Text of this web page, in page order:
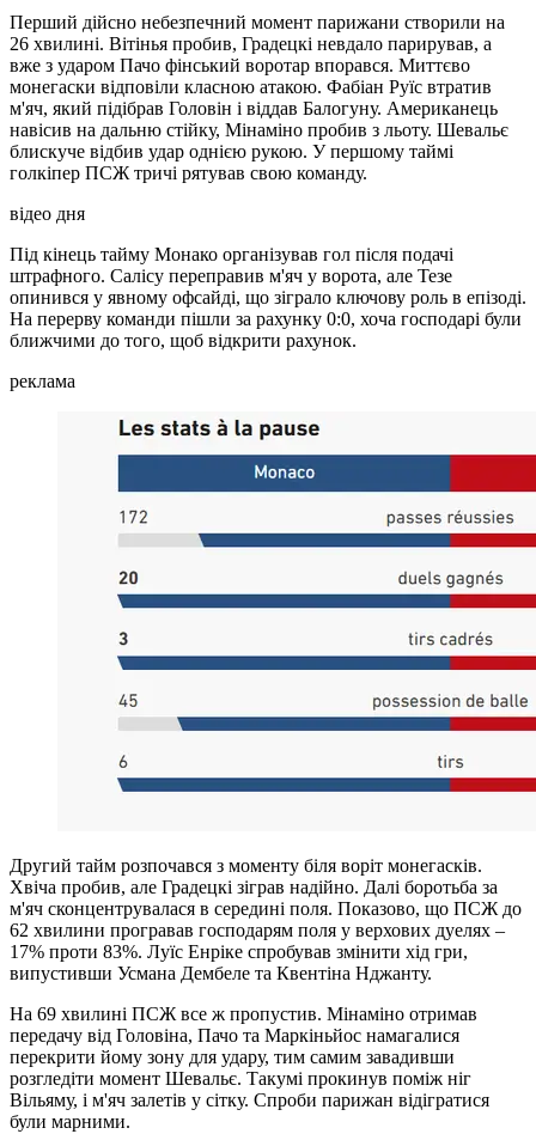
Перший дійсно небезпечний момент парижани створили на
26 хвилині. Вітінья пробив, Градецкі невдало парирував, а
вже з ударом Пачо фінський воротар впорався. Миттєво
монегаски відповіли класною атакою. Фабіан Руїс втратив
м'яч, який підібрав Головін і віддав Балогуну. Американець
навісив на дальню стійку, Мінаміно пробив з льоту. Шевальє
блискуче відбив удар однією рукою. У першому таймі
голкіпер ПСЖ тричі рятував свою команду.
відео дня
Під кінець тайму Монако організував гол після подачі
штрафного. Салісу переправив м'яч у ворота, але Тезе
опинився у явному офсайді, що зіграло ключову роль в епізоді.
На перерву команди пішли за рахунку 0:0, хоча господарі були
ближчими до того, щоб відкрити рахунок.
реклама
Другий тайм розпочався з моменту біля воріт монегасків.
Хвіча пробив, але Градецкі зіграв надійно. Далі боротьба за
м'яч сконцентрувалася в середині поля. Показово, що ПСЖ до
62 хвилини програвав господарям поля у верхових дуелях –
17% проти 83%. Луїс Енріке спробував змінити хід гри,
випустивши Усмана Дембеле та Квентіна Нджанту.
На 69 хвилині ПСЖ все ж пропустив. Мінаміно отримав
передачу від Головіна, Пачо та Маркіньйос намагалися
перекрити йому зону для удару, тим самим завадивши
розгледіти момент Шевальє. Такумі прокинув поміж ніг
Вільяму, і м'яч залетів у сітку. Спроби парижан відігратися
були марними.